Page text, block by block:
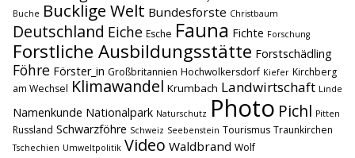
Buche Bucklige Welt Bundesforste Christbaum
Deutschland Eiche Esche Fauna Fichte Forschung
Forstliche Ausbildungsstätte Forstschädling
Föhre Förster_in Großbritannien Hochwolkersdorf Kiefer Kirchberg
am Wechsel Klimawandel Krumbach Landwirtschaft Linde
Namenkunde Nationalpark Naturschutz Photo Pichl Pitten
Russland Schwarzföhre Schweiz Seebenstein Tourismus Traunkirchen
Tschechien Umweltpolitik Video Waldbrand Wolf